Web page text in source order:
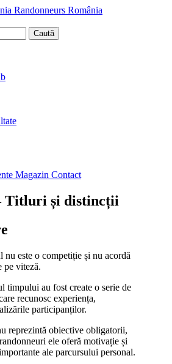
Randonneurs România
Caută
Magazin Contact
Titluri și distincții
nu este o competiție și nu acordă
pe viteză.
timpului au fost create o serie de
recunosc experiența,
participanților.
reprezintă obiective obligatorii,
ele oferă motivație și
ale parcursului personal.